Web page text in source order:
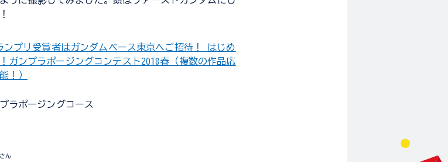
ンプリ受賞者はガンダムベース東京へご招待！ はじめ
ガンプラポージングコンテスト2018春（複数の作品応
！）
ラポージングコース
さん